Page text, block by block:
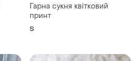
Гарна сукня квітковий
принт
S